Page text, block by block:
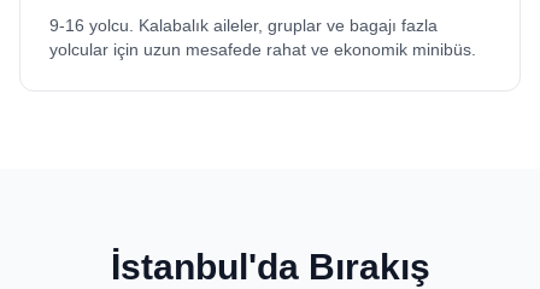
9-16 yolcu. Kalabalık aileler, gruplar ve bagajı fazla
yolcular için uzun mesafede rahat ve ekonomik minibüs.
İstanbul'da Bırakış